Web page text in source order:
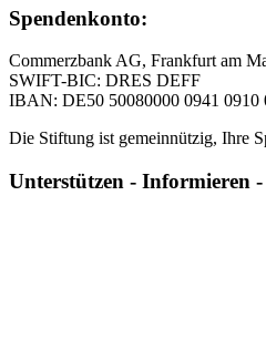
Spendenkonto:
Commerzbank AG, Frankfurt am
SWIFT-BIC: DRES DEFF
IBAN: DE50 50080000 0941 0910
Die Stiftung ist gemeinnützig, Ihre
Unterstützen - Informieren